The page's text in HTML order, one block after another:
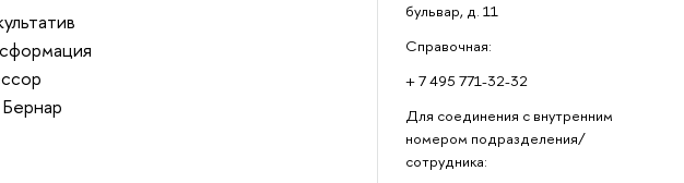
бульвар, д. 11
Справочная:
+ 7 495 771-32-32
Для соединения с внутренним
номером подразделения/
сотрудника: